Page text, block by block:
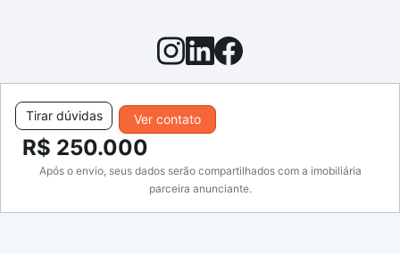
Ver contato
Tirar dúvidas
R$ 250.000
Após o envio, seus dados serão compartilhados com a imobiliária
parceira anunciante.